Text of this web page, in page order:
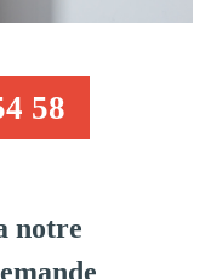
58
notre